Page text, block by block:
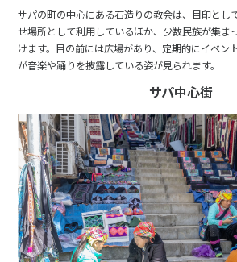
サパの町の中心にある石造りの教会は、目印とし
せ場所として利用しているほか、少数民族が集ま
けます。目の前には広場があり、定期的にイベン
が音楽や踊りを披露している姿が見られます。
サパ中心街